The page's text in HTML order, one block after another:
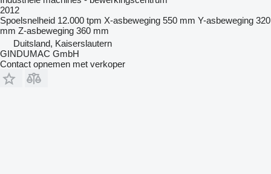
2012
Spoelsnelheid 12.000 tpm X-asbeweging 550 mm Y-asbeweging 320
mm Z-asbeweging 360 mm
Duitsland, Kaiserslautern
GINDUMAC GmbH
Contact opnemen met verkoper